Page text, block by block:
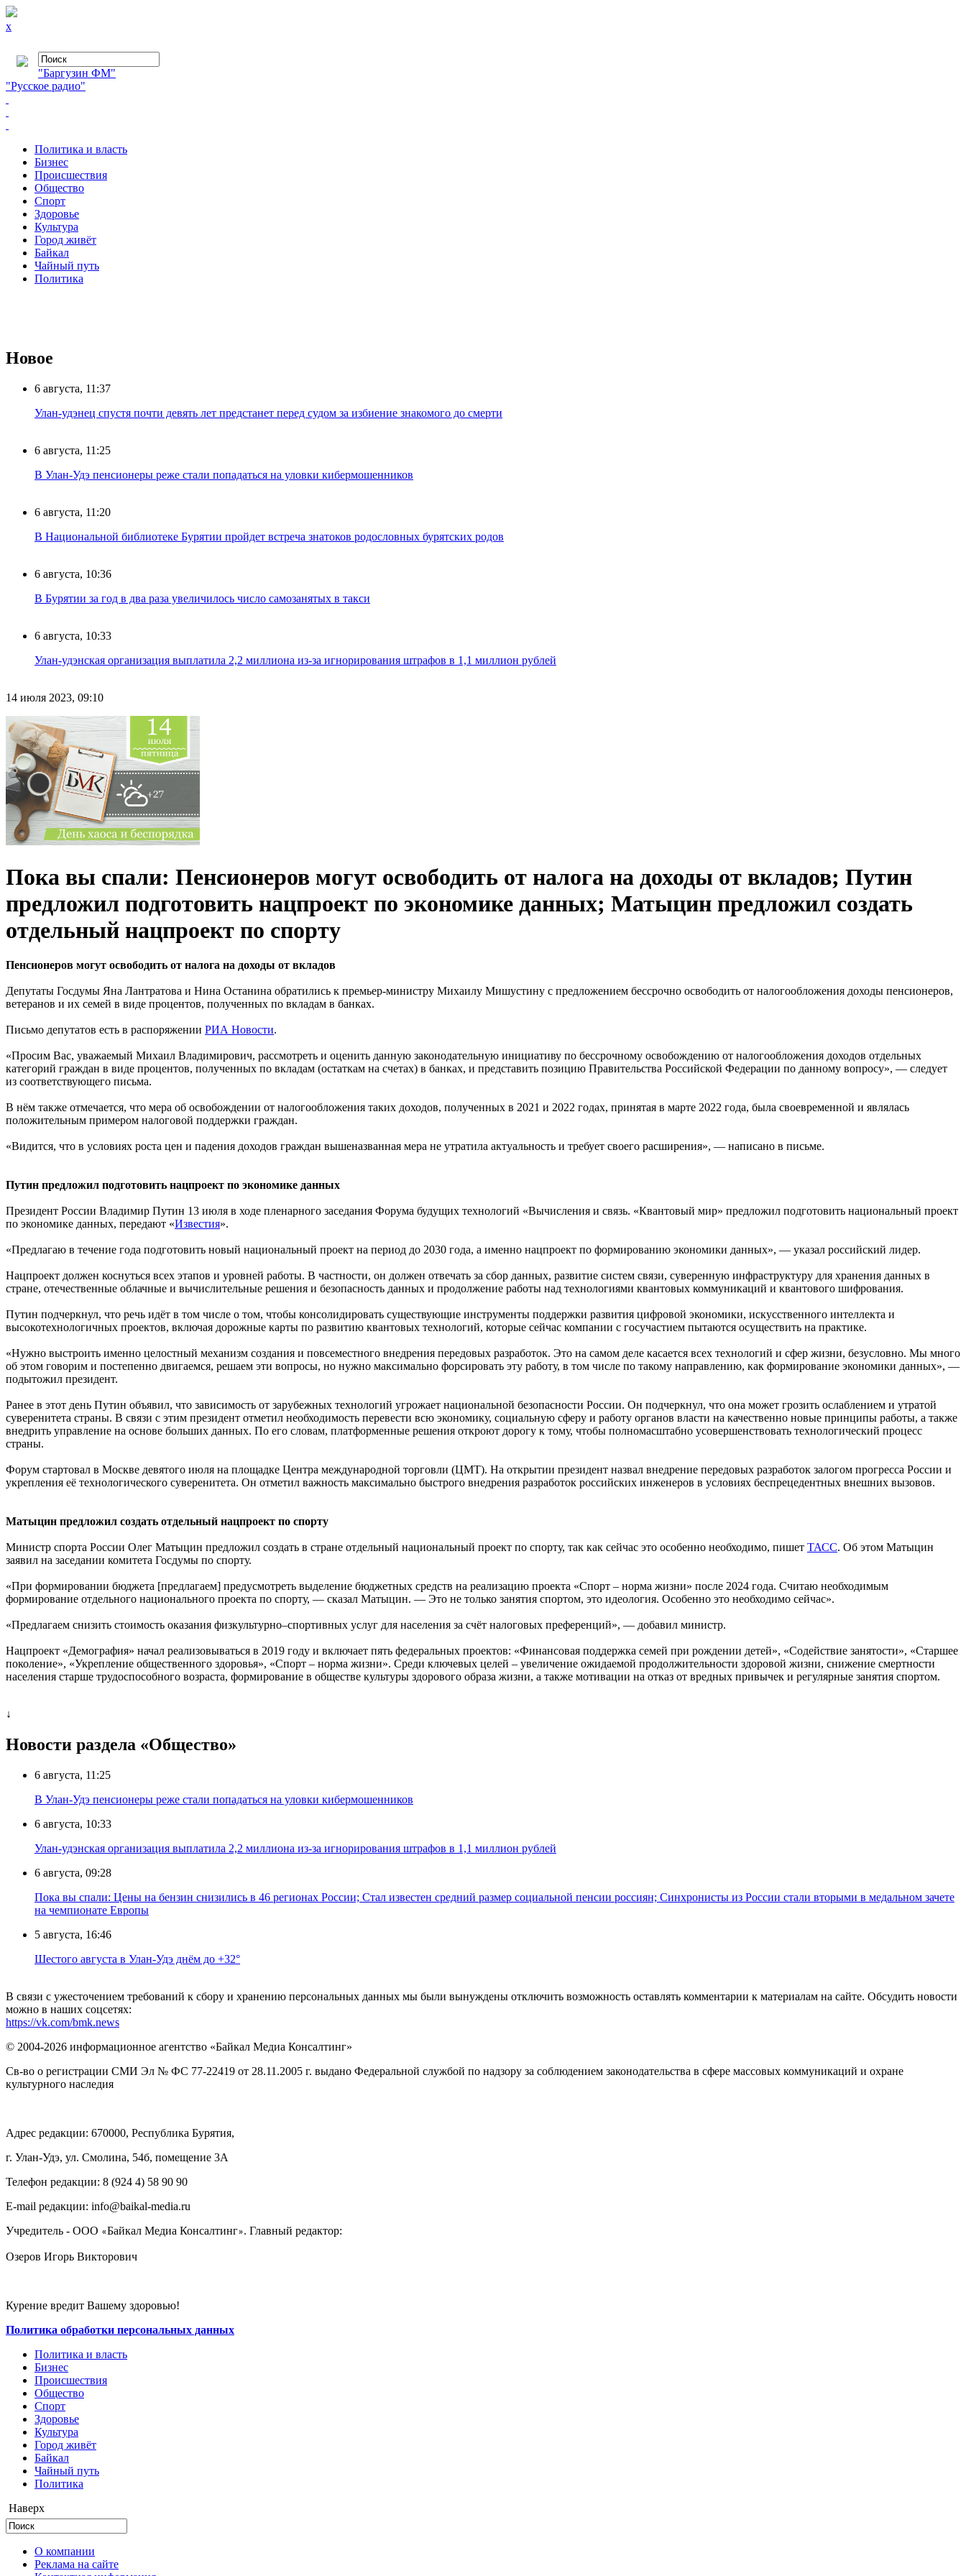
x
"Баргузин ФМ"
"Русское радио"
Политика и власть
Бизнес
Происшествия
Общество
Cпорт
Здоровье
Культура
Город живёт
Байкал
Чайный путь
Политика
Новое
6 августа, 11:37
Улан-удэнец спустя почти девять лет предстанет перед судом за избиение знакомого до смерти
6 августа, 11:25
В Улан-Удэ пенсионеры реже стали попадаться на уловки кибермошенников
6 августа, 11:20
В Национальной библиотеке Бурятии пройдет встреча знатоков родословных бурятских родов
6 августа, 10:36
В Бурятии за год в два раза увеличилось число самозанятых в такси
6 августа, 10:33
Улан-удэнская организация выплатила 2,2 миллиона из-за игнорирования штрафов в 1,1 миллион рублей
14 июля 2023, 09:10
Пока вы спали: Пенсионеров могут освободить от налога на доходы от вкладов; Путин
предложил подготовить нацпроект по экономике данных; Матыцин предложил создать
отдельный нацпроект по спорту
Пенсионеров могут освободить от налога на доходы от вкладов
Депутаты Госдумы Яна Лантратова и Нина Останина обратились к премьер-министру Михаилу Мишустину с предложением бессрочно освободить от налогообложения доходы пенсионеров,
ветеранов и их семей в виде процентов, полученных по вкладам в банках.
Письмо депутатов есть в распоряжении РИА Новости.
«Просим Вас, уважаемый Михаил Владимирович, рассмотреть и оценить данную законодательную инициативу по бессрочному освобождению от налогообложения доходов отдельных
категорий граждан в виде процентов, полученных по вкладам (остаткам на счетах) в банках, и представить позицию Правительства Российской Федерации по данному вопросу», — следует
из соответствующего письма.
В нём также отмечается, что мера об освобождении от налогообложения таких доходов, полученных в 2021 и 2022 годах, принятая в марте 2022 года, была своевременной и являлась
положительным примером налоговой поддержки граждан.
«Видится, что в условиях роста цен и падения доходов граждан вышеназванная мера не утратила актуальность и требует своего расширения», — написано в письме.
Путин предложил подготовить нацпроект по экономике данных
Президент России Владимир Путин 13 июля в ходе пленарного заседания Форума будущих технологий «Вычисления и связь. «Квантовый мир» предложил подготовить национальный проект
по экономике данных, передают «Известия».
«Предлагаю в течение года подготовить новый национальный проект на период до 2030 года, а именно нацпроект по формированию экономики данных», — указал российский лидер.
Нацпроект должен коснуться всех этапов и уровней работы. В частности, он должен отвечать за сбор данных, развитие систем связи, суверенную инфраструктуру для хранения данных в
стране, отечественные облачные и вычислительные решения и безопасность данных и продолжение работы над технологиями квантовых коммуникаций и квантового шифрования.
Путин подчеркнул, что речь идёт в том числе о том, чтобы консолидировать существующие инструменты поддержки развития цифровой экономики, искусственного интеллекта и
высокотехнологичных проектов, включая дорожные карты по развитию квантовых технологий, которые сейчас компании с госучастием пытаются осуществить на практике.
«Нужно выстроить именно целостный механизм создания и повсеместного внедрения передовых разработок. Это на самом деле касается всех технологий и сфер жизни, безусловно. Мы много
об этом говорим и постепенно двигаемся, решаем эти вопросы, но нужно максимально форсировать эту работу, в том числе по такому направлению, как формирование экономики данных», —
подытожил президент.
Ранее в этот день Путин объявил, что зависимость от зарубежных технологий угрожает национальной безопасности России. Он подчеркнул, что она может грозить ослаблением и утратой
суверенитета страны. В связи с этим президент отметил необходимость перевести всю экономику, социальную сферу и работу органов власти на качественно новые принципы работы, а также
внедрить управление на основе больших данных. По его словам, платформенные решения откроют дорогу к тому, чтобы полномасштабно усовершенствовать технологический процесс
страны.
Форум стартовал в Москве девятого июля на площадке Центра международной торговли (ЦМТ). На открытии президент назвал внедрение передовых разработок залогом прогресса России и
укрепления её технологического суверенитета. Он отметил важность максимально быстрого внедрения разработок российских инженеров в условиях беспрецедентных внешних вызовов.
Матыцин предложил создать отдельный нацпроект по спорту
Министр спорта России Олег Матыцин предложил создать в стране отдельный национальный проект по спорту, так как сейчас это особенно необходимо, пишет ТАСС. Об этом Матыцин
заявил на заседании комитета Госдумы по спорту.
«При формировании бюджета [предлагаем] предусмотреть выделение бюджетных средств на реализацию проекта «Спорт – норма жизни» после 2024 года. Считаю необходимым
формирование отдельного национального проекта по спорту, — сказал Матыцин. — Это не только занятия спортом, это идеология. Особенно это необходимо сейчас».
«Предлагаем снизить стоимость оказания физкультурно–спортивных услуг для населения за счёт налоговых преференций», — добавил министр.
Нацпроект «Демография» начал реализовываться в 2019 году и включает пять федеральных проектов: «Финансовая поддержка семей при рождении детей», «Содействие занятости», «Старшее
поколение», «Укрепление общественного здоровья», «Спорт – норма жизни». Среди ключевых целей – увеличение ожидаемой продолжительности здоровой жизни, снижение смертности
населения старше трудоспособного возраста, формирование в обществе культуры здорового образа жизни, а также мотивации на отказ от вредных привычек и регулярные занятия спортом.
↓
Новости раздела «Общество»
6 августа, 11:25
В Улан-Удэ пенсионеры реже стали попадаться на уловки кибермошенников
6 августа, 10:33
Улан-удэнская организация выплатила 2,2 миллиона из-за игнорирования штрафов в 1,1 миллион рублей
6 августа, 09:28
Пока вы спали: Цены на бензин снизились в 46 регионах России; Стал известен средний размер социальной пенсии россиян; Синхронисты из России стали вторыми в медальном зачете
на чемпионате Европы
5 августа, 16:46
Шестого августа в Улан-Удэ днём до +32°
В связи с ужесточением требований к сбору и хранению персональных данных мы были вынуждены отключить возможность оставлять комментарии к материалам на сайте. Обсудить новости
можно в наших соцсетях:
https://vk.com/bmk.news
© 2004-2026 информационное агентство «Байкал Медиа Консалтинг»
Св-во о регистрации СМИ Эл № ФС 77-22419 от 28.11.2005 г. выдано Федеральной службой по надзору за соблюдением законодательства в сфере массовых коммуникаций и охране
культурного наследия
Адрес редакции: 670000, Республика Бурятия,
г. Улан-Удэ, ул. Смолина, 54б, помещение 3А
Телефон редакции: ‎‎8 (924 4) 58 90 90
E-mail редакции: info@baikal-media.ru
Учредитель - ООО «Байкал Медиа Консалтинг». Главный редактор:
Озеров Игорь Викторович
Курение вредит Вашему здоровью!
Политика обработки персональных данных
Политика и власть
Бизнес
Происшествия
Общество
Cпорт
Здоровье
Культура
Город живёт
Байкал
Чайный путь
Политика
Наверх
О компании
Реклама на сайте